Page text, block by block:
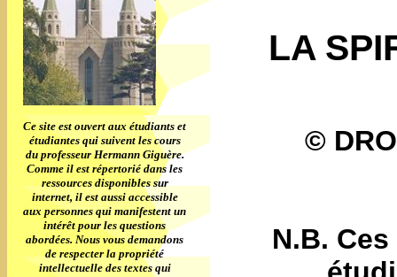
Ce site est ouvert aux étudiants et
étudiantes qui suivent les cours
du professeur Hermann Giguère.
Comme il est répertorié dans les
ressources disponibles sur
internet, il est aussi accessible
aux personnes qui manifestent un
intérêt pour les questions
abordées. Nous vous demandons
de respecter la propriété
intellectuelle des textes qui
LA
©
N.B.